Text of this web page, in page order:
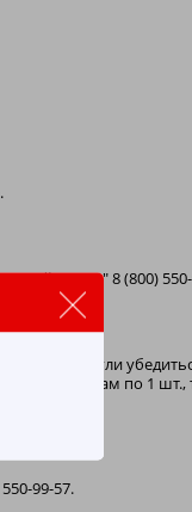
линии" 8 (800)
Вы могли
их Вам по 1
99-57.